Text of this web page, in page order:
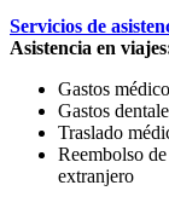
Servicios de
Asistencia en
Gastos
Gastos
Traslado
Reembolso
extranjero